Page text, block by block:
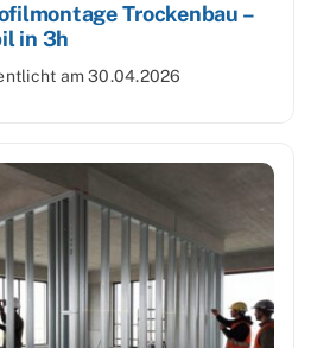
Trockenbau –
in 3h
am30.04.2026